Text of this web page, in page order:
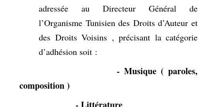
adressée au Directeur Général de
l’Organisme Tunisien des Droits d’Auteur et
des Droits Voisins , précisant la catégorie
d’adhésion soit :
- Musique ( paroles,
composition )